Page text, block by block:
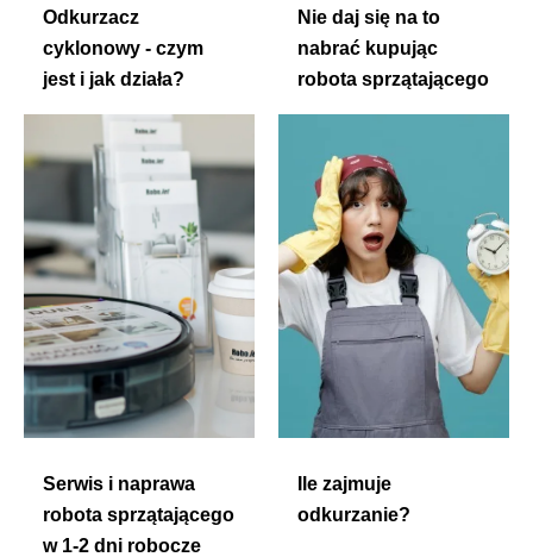
Odkurzacz
cyklonowy - czym
jest i jak działa?
Nie daj się na to
nabrać kupując
robota sprzątającego
Serwis i naprawa
robota sprzątającego
w 1-2 dni robocze
Ile zajmuje
odkurzanie?